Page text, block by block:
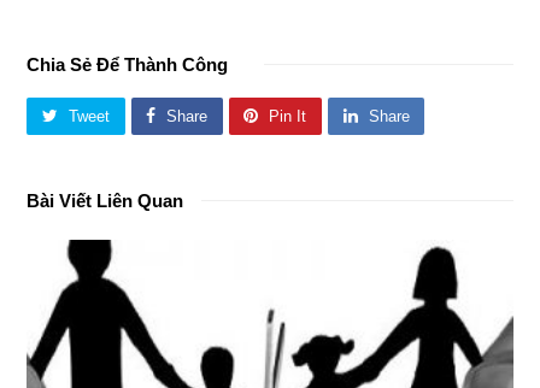
Chia Sẻ Để Thành Công
Tweet Share Pin It Share
Bài Viết Liên Quan